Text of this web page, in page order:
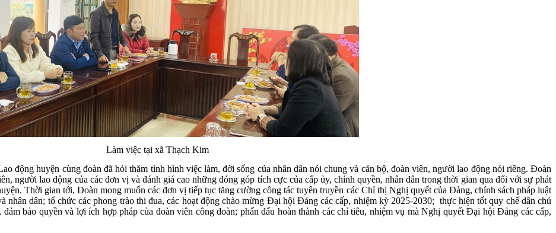
Làm việc tại xã Thạch Kim
động huyện cùng đoàn đã hỏi thăm tình hình việc làm, đời sống của nhân dân nói chung và cán bộ, đoàn viên, người lao động nói riêng. Đoàn
người lao động của các đơn vị và đánh giá cao những đóng góp tích cực của cấp ủy, chính quyền, nhân dân trong thời gian qua đối với sự phát
Thời gian tới, Đoàn mong muốn các đơn vị tiếp tục tăng cường công tác tuyên truyền các Chỉ thị Nghị quyết của Đảng, chính sách pháp luật
nhân dân; tổ chức các phong trào thi đua, các hoạt động chào mừng Đại hội Đảng các cấp, nhiệm kỳ 2025-2030; thực hiện tốt quy chế dân chủ
bảo quyền và lợi ích hợp pháp của đoàn viên công đoàn; phấn đấu hoàn thành các chỉ tiêu, nhiệm vụ mà Nghị quyết Đại hội Đảng các cấp,